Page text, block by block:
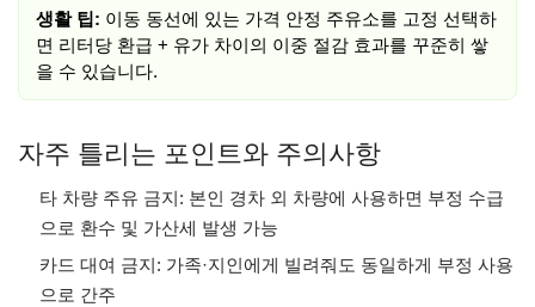
생활 팁: 이동 동선에 있는 가격 안정 주유소를 고정 선택하
면 리터당 환급 + 유가 차이의 이중 절감 효과를 꾸준히 쌓
을 수 있습니다.
자주 틀리는 포인트와 주의사항
타 차량 주유 금지: 본인 경차 외 차량에 사용하면 부정 수급
으로 환수 및 가산세 발생 가능
카드 대여 금지: 가족·지인에게 빌려줘도 동일하게 부정 사용
으로 간주